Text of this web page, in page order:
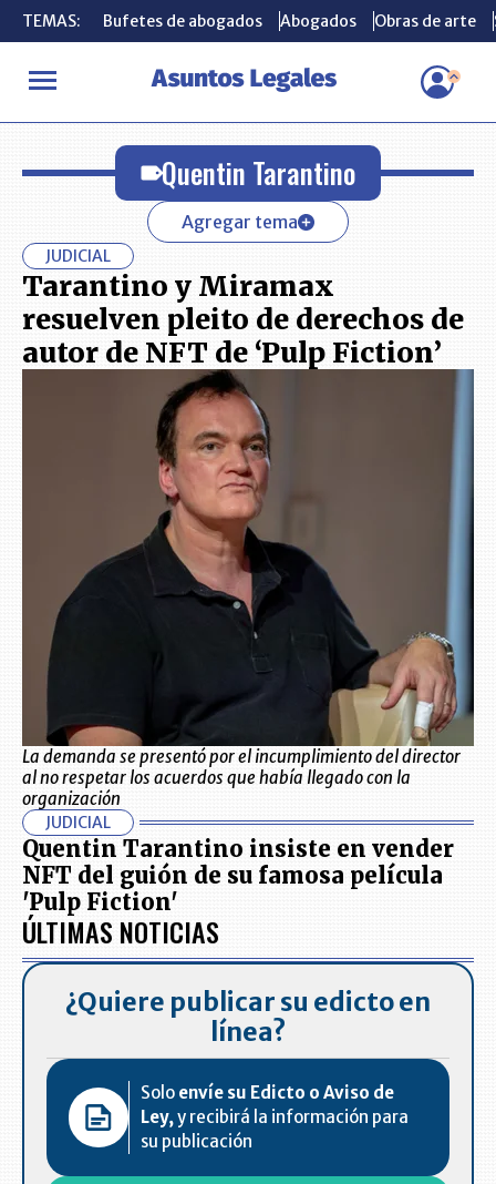
TEMAS: Bufetes de abogados Abogados Obras de arte
INICIO Quentin Tarantino
TEMAS: Bufetes de abogados Abogados Obras de arte
Quentin Tarantino
Agregar tema
JUDICIAL
Tarantino y Miramax
resuelven pleito de derechos de
autor de NFT de ‘Pulp Fiction’
La demanda se presentó por el incumplimiento del director
al no respetar los acuerdos que había llegado con la
organización
JUDICIAL
Quentin Tarantino insiste en vender
NFT del guión de su famosa película
'Pulp Fiction'
ÚLTIMAS NOTICIAS
¿Quiere publicar su edicto en
línea?
Solo envíe su Edicto o Aviso de
Ley,y recibirá la información para
su publicación